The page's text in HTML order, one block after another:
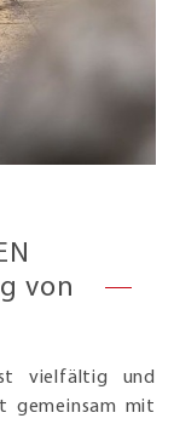
von
ist vielfältig und
gemeinsam mit